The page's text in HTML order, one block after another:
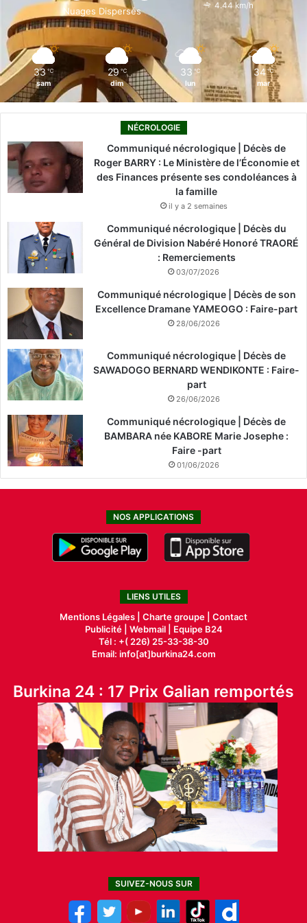
k
n
Nuages Dispersés
4.44 km/h
33 ℃
sam
29 ℃
dim
33 ℃
lun
34 ℃
mar
NÉCROLOGIE
Communiqué nécrologique | Décès de
Roger BARRY : Le Ministère de l’Économie et
des Finances présente ses condoléances à
la famille
il y a 2 semaines
Communiqué nécrologique | Décès du
Général de Division Nabéré Honoré TRAORÉ
: Remerciements
03/07/2026
Communiqué nécrologique | Décès de son
Excellence Dramane YAMEOGO : Faire-part
28/06/2026
Communiqué nécrologique | Décès de
SAWADOGO BERNARD WENDIKONTE : Faire-
part
26/06/2026
Communiqué nécrologique | Décès de
BAMBARA née KABORE Marie Josephe :
Faire -part
01/06/2026
NOS APPLICATIONS
LIENS UTILES
Mentions Légales | Charte groupe | Contact
Publicité| Webmail |
Equipe B24
Tél : +( 226) 25-33-38-30
Email: info[at]burkina24.com
Burkina 24 : 17 Prix Galian remportés
SUIVEZ-NOUS SUR